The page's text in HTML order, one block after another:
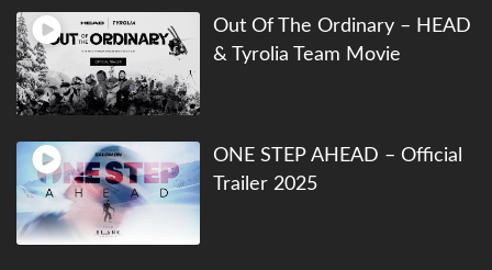
Out Of The Ordinary – HEAD
& Tyrolia Team Movie
ONE STEP AHEAD – Official
Trailer 2025